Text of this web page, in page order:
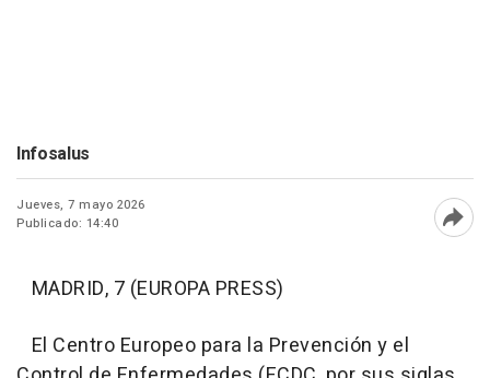
Infosalus
Jueves, 7 mayo 2026
Publicado: 14:40
MADRID, 7 (EUROPA PRESS)
El Centro Europeo para la Prevención y el